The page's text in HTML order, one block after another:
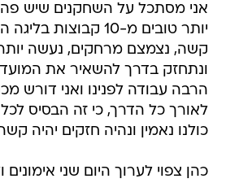
אני מסתכל על השחקנים שיש
יותר טובים מ-10
קשה, נצמצם מרחקים, נעשה
ונתחזק בדרך להשאיר את
הרבה עבודה לפנינו ואני דורש
לאורך כל הדרך, כי זה הבסיס
כולנו נאמין ונהיה חזקים יהיה
כהן צפוי לערוך היום שני